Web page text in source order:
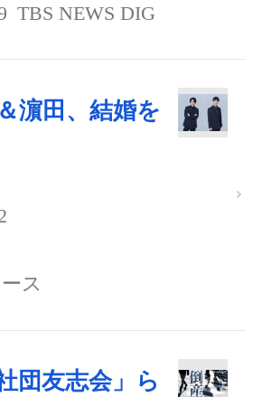
TBS NEWS DIG
濵田、結婚を
ス
団友志会」ら